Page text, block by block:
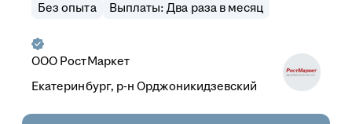
Без опыта Выплаты: Два раза в месяц
ООО РостМаркет
Екатеринбург, р-н Орджоникидзевский